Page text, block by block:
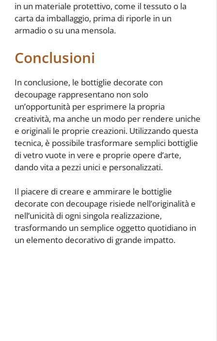
in un materiale protettivo, come il tessuto o la
carta da imballaggio, prima di riporle in un
armadio o su una mensola.
Conclusioni
In conclusione, le bottiglie decorate con
decoupage rappresentano non solo
un’opportunità per esprimere la propria
creatività, ma anche un modo per rendere uniche
e originali le proprie creazioni. Utilizzando questa
tecnica, è possibile trasformare semplici bottiglie
di vetro vuote in vere e proprie opere d’arte,
dando vita a pezzi unici e personalizzati.
Il piacere di creare e ammirare le bottiglie
decorate con decoupage risiede nell’originalità e
nell’unicità di ogni singola realizzazione,
trasformando un semplice oggetto quotidiano in
un elemento decorativo di grande impatto.